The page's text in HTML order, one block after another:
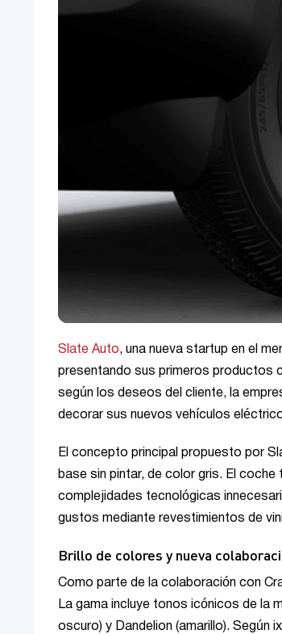
Slate Auto, una nueva startup en el
presentando sus primeros productos
según los deseos del cliente, la
decorar sus nuevos vehículos
El concepto principal propuesto por
base sin pintar, de color gris. El
complejidades tecnológicas
gustos mediante revestimientos de
Brillo de colores y nueva
Como parte de la colaboración con
La gama incluye tonos icónicos de la
oscuro) y Dandelion (amarillo).